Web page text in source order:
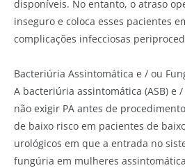
disponíveis. No entanto, o atraso
inseguro e coloca esses pacientes
complicações infecciosas
Bacteriúria Assintomática e / ou
A bacteriúria assintomática (ASB) e
não exigir PA antes de
de baixo risco em pacientes de
urológicos em que a entrada no
fungúria em mulheres